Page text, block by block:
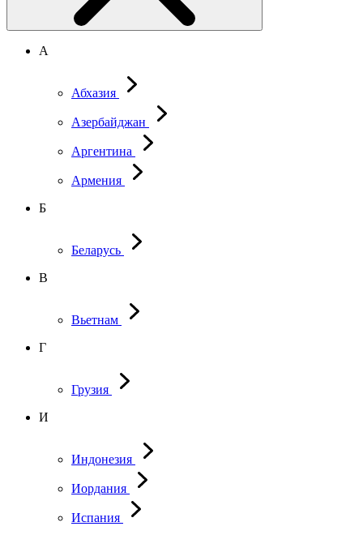
А
Абхазия
Азербайджан
Аргентина
Армения
Б
Беларусь
В
Вьетнам
Г
Грузия
И
Индонезия
Иордания
Испания